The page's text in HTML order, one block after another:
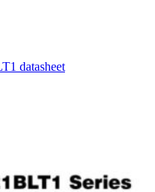
datasheet